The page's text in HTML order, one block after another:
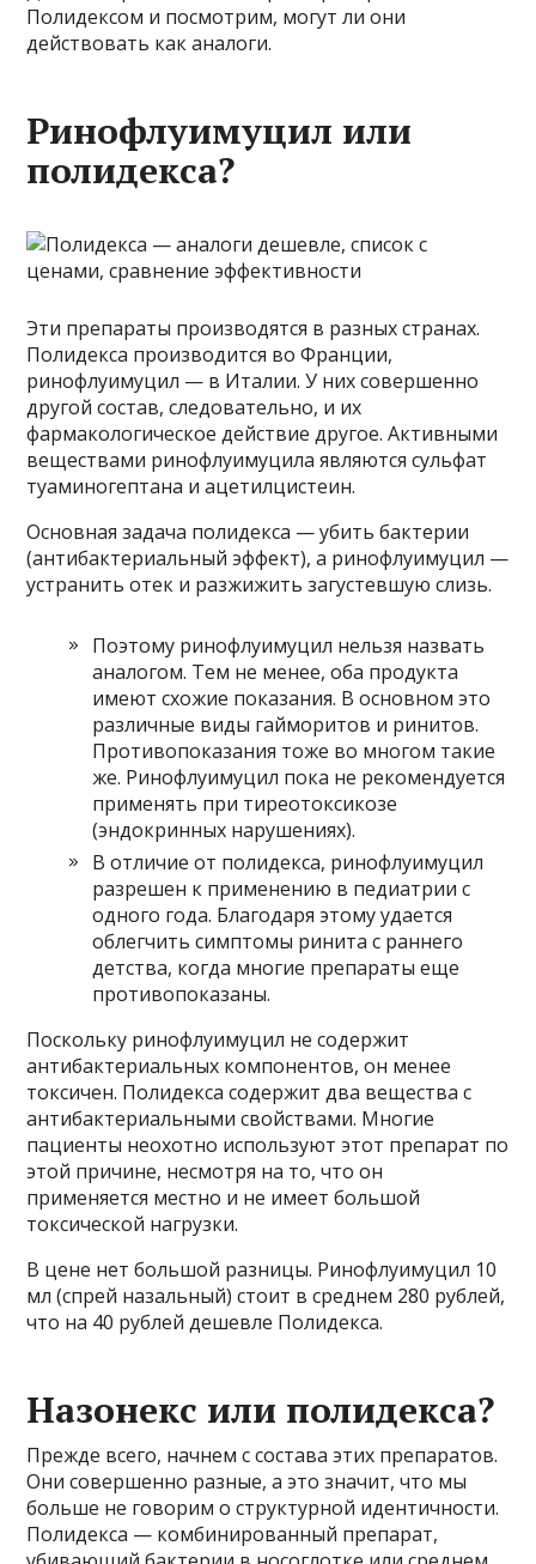
Полидексом и посмотрим, могут ли они
действовать как аналоги.
Ринофлуимуцил или
полидекса?
Эти препараты производятся в разных странах.
Полидекса производится во Франции,
ринофлуимуцил — в Италии. У них совершенно
другой состав, следовательно, и их
фармакологическое действие другое. Активными
веществами ринофлуимуцила являются сульфат
туаминогептана и ацетилцистеин.
Основная задача полидекса — убить бактерии
(антибактериальный эффект), а ринофлуимуцил —
устранить отек и разжижить загустевшую слизь.
Поэтому ринофлуимуцил нельзя назвать
аналогом. Тем не менее, оба продукта
имеют схожие показания. В основном это
различные виды гайморитов и ринитов.
Противопоказания тоже во многом такие
же. Ринофлуимуцил пока не рекомендуется
применять при тиреотоксикозе
(эндокринных нарушениях).
В отличие от полидекса, ринофлуимуцил
разрешен к применению в педиатрии с
одного года. Благодаря этому удается
облегчить симптомы ринита с раннего
детства, когда многие препараты еще
противопоказаны.
Поскольку ринофлуимуцил не содержит
антибактериальных компонентов, он менее
токсичен. Полидекса содержит два вещества с
антибактериальными свойствами. Многие
пациенты неохотно используют этот препарат по
этой причине, несмотря на то, что он
применяется местно и не имеет большой
токсической нагрузки.
В цене нет большой разницы. Ринофлуимуцил 10
мл (спрей назальный) стоит в среднем 280 рублей,
что на 40 рублей дешевле Полидекса.
Назонекс или полидекса?
Прежде всего, начнем с состава этих препаратов.
Они совершенно разные, а это значит, что мы
больше не говорим о структурной идентичности.
Полидекса — комбинированный препарат,